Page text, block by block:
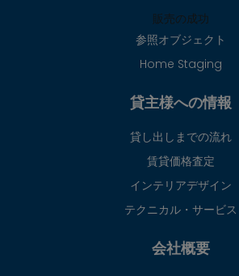
販売の成功
参照オブジェクト
Home Staging
貸主様への情報
貸し出しまでの流れ
賃貸価格査定
インテリアデザイン
テクニカル・サービス
会社概要